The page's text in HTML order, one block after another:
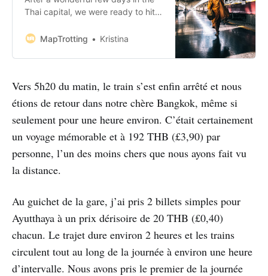
Thai capital, we were ready to hit
from Bangkok to Koh Tao. I’m
after arriving in the big city and
after perspiring all your body’
MapTrotting Kristina
Vers 5h20 du matin, le train s’est enfin arrêté et nous
étions de retour dans notre chère Bangkok, même si
seulement pour une heure environ. C’était certainement
un voyage mémorable et à 192 THB (£3,90) par
personne, l’un des moins chers que nous ayons fait vu
la distance.
Au guichet de la gare, j’ai pris 2 billets simples pour
Ayutthaya à un prix dérisoire de 20 THB (£0,40)
chacun. Le trajet dure environ 2 heures et les trains
circulent tout au long de la journée à environ une heure
d’intervalle. Nous avons pris le premier de la journée